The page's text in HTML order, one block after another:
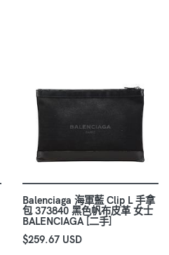
Balenciaga 海軍藍 Clip L 手拿
包 373840 黑色帆布皮革 女士
BALENCIAGA [二手]
$259.67 USD